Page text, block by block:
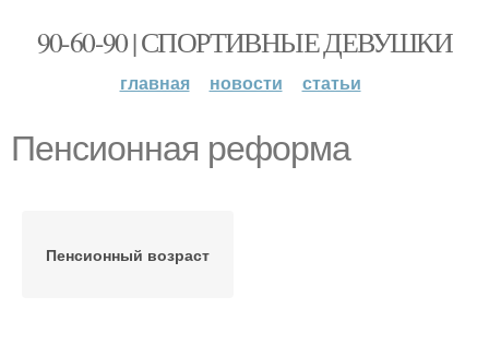
90-60-90 | СПОРТИВНЫЕ ДЕВУШКИ
главная новости статьи
Пенсионная реформа
Пенсионный возраст